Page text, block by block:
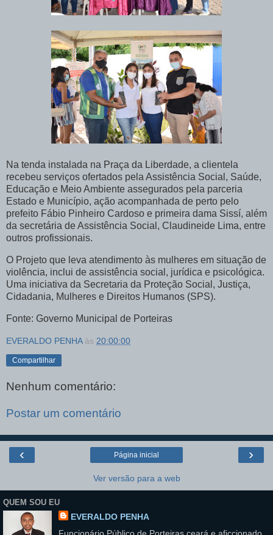
Na tenda instalada na Praça da Liberdade, a clientela
recebeu serviços ofertados pela Assistência Social, Saúde,
Educação e Meio Ambiente assegurados pela parceria
Estado e Município, ação acompanhada de perto pelo
prefeito Fábio Pinheiro Cardoso e primeira dama Sissí, além
da secretária de Assistência Social, Claudineide Lima, entre
outros profissionais.
O Projeto que leva atendimento às mulheres em situação de
violência, inclui de assistência social, jurídica e psicológica.
Uma iniciativa da Secretaria da Proteção Social, Justiça,
Cidadania, Mulheres e Direitos Humanos (SPS).
Fonte: Governo Municipal de Porteiras
EVERALDO PENHA às 20:00:00
Compartilhar
Nenhum comentário:
Postar um comentário
‹ ›
Página inicial
Ver versão para a web
QUEM SOU EU
EVERALDO PENHA